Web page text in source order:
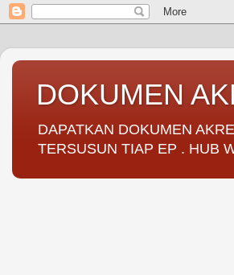
DOKUMEN
DAPATKAN DOKUMEN
TERSUSUN TIAP EP . HUB